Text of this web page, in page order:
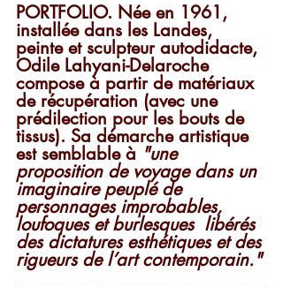
PORTFOLIO. Née en 1961,
installée dans les Landes,
peinte et sculpteur autodidacte,
Odile Lahyani-Delaroche
compose à partir de matériaux
de récupération (avec une
prédilection pour les bouts de
tissus). Sa démarche artistique
est semblable à "une
proposition de voyage dans un
imaginaire peuplé de
personnages improbables,
loufoques et burlesques  libérés
des dictatures esthétiques et des
rigueurs de l’art contemporain."